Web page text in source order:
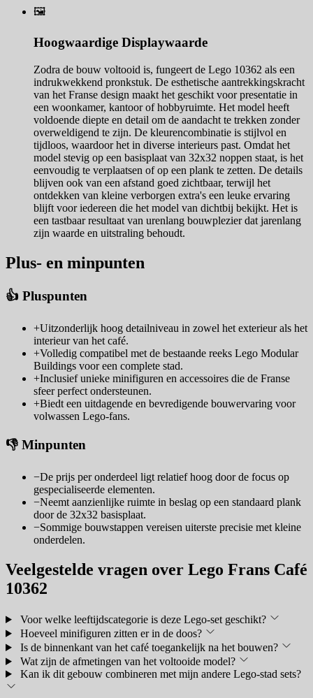
🖼️
Hoogwaardige Displaywaarde
Zodra de bouw voltooid is, fungeert de Lego 10362 als een
indrukwekkend pronkstuk. De esthetische aantrekkingskracht
van het Franse design maakt het geschikt voor presentatie in
een woonkamer, kantoor of hobbyruimte. Het model heeft
voldoende diepte en detail om de aandacht te trekken zonder
overweldigend te zijn. De kleurencombinatie is stijlvol en
tijdloos, waardoor het in diverse interieurs past. Omdat het
model stevig op een basisplaat van 32x32 noppen staat, is het
eenvoudig te verplaatsen of op een plank te zetten. De details
blijven ook van een afstand goed zichtbaar, terwijl het
ontdekken van kleine verborgen extra's een leuke ervaring
blijft voor iedereen die het model van dichtbij bekijkt. Het is
een tastbaar resultaat van urenlang bouwplezier dat jarenlang
zijn waarde en uitstraling behoudt.
Plus- en minpunten
👍 Pluspunten
+Uitzonderlijk hoog detailniveau in zowel het exterieur als het
interieur van het café.
+Volledig compatibel met de bestaande reeks Lego Modular
Buildings voor een complete stad.
+Inclusief unieke minifiguren en accessoires die de Franse
sfeer perfect ondersteunen.
+Biedt een uitdagende en bevredigende bouwervaring voor
volwassen Lego-fans.
👎 Minpunten
−De prijs per onderdeel ligt relatief hoog door de focus op
gespecialiseerde elementen.
−Neemt aanzienlijke ruimte in beslag op een standaard plank
door de 32x32 basisplaat.
−Sommige bouwstappen vereisen uiterste precisie met kleine
onderdelen.
Veelgestelde vragen over Lego Frans Café
10362
Voor welke leeftijdscategorie is deze Lego-set geschikt?
Hoeveel minifiguren zitten er in de doos?
Is de binnenkant van het café toegankelijk na het bouwen?
Wat zijn de afmetingen van het voltooide model?
Kan ik dit gebouw combineren met mijn andere Lego-stad sets?